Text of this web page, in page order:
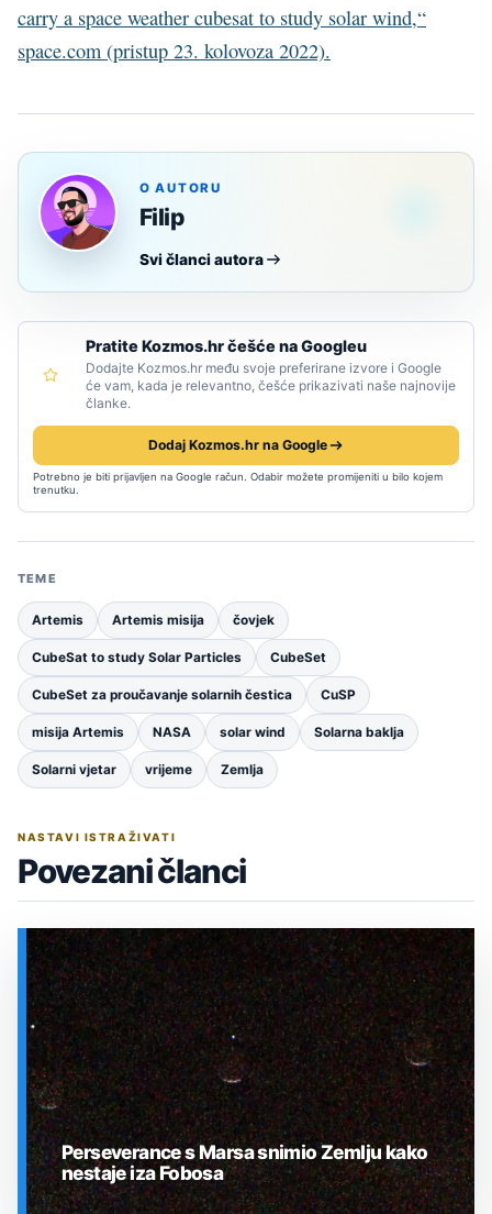
carry a space weather cubesat to study solar wind,“
space.com (pristup 23. kolovoza 2022).
O AUTORU
Filip
Svi članci autora
Pratite Kozmos.hr češće na Googleu
Dodajte Kozmos.hr među svoje preferirane izvore i Google
će vam, kada je relevantno, češće prikazivati naše najnovije
članke.
Dodaj Kozmos.hr na Google
Potrebno je biti prijavljen na Google račun. Odabir možete promijeniti u bilo kojem
trenutku.
TEME
Artemis Artemis misija čovjek
CubeSat to study Solar Particles CubeSet
CubeSet za proučavanje solarnih čestica CuSP
misija Artemis NASA solar wind Solarna baklja
Solarni vjetar vrijeme Zemlja
NASTAVI ISTRAŽIVATI
Povezani članci
Perseverance s Marsa snimio Zemlju kako
nestaje iza Fobosa